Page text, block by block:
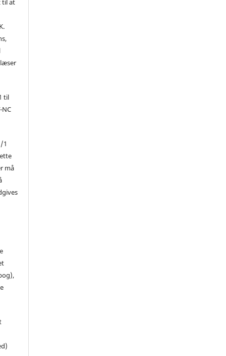
til
NC
1
må